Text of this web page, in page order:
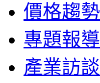
價格趨勢
專題報導
產業訪談